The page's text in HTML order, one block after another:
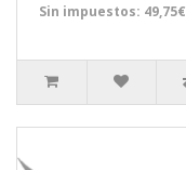
Sin impuestos: 49,75€